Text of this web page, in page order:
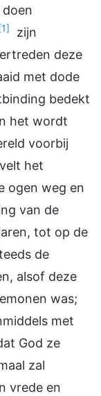
zijn
deze
met dode
bedekt
het wordt
voorbij
het
ogen weg en
van de
tot op de
de
alsof deze
was;
met
God ze
zal
vrede en